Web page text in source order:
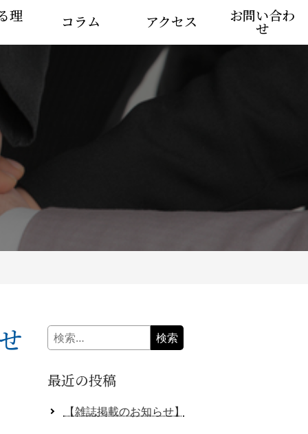
理 コラム アクセス お問い合わ
せ
検
索:
最近の投稿
【雑誌掲載のお知らせ】